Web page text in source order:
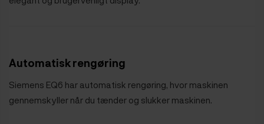
Automatisk rengøring
Siemens EQ6 har automatisk rengøring, hvor maskinen
gennemskyller når du tænder og slukker maskinen.